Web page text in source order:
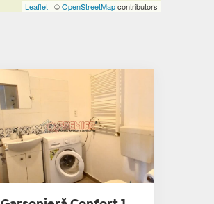
Leaflet| ©OpenStreetMapcontributors